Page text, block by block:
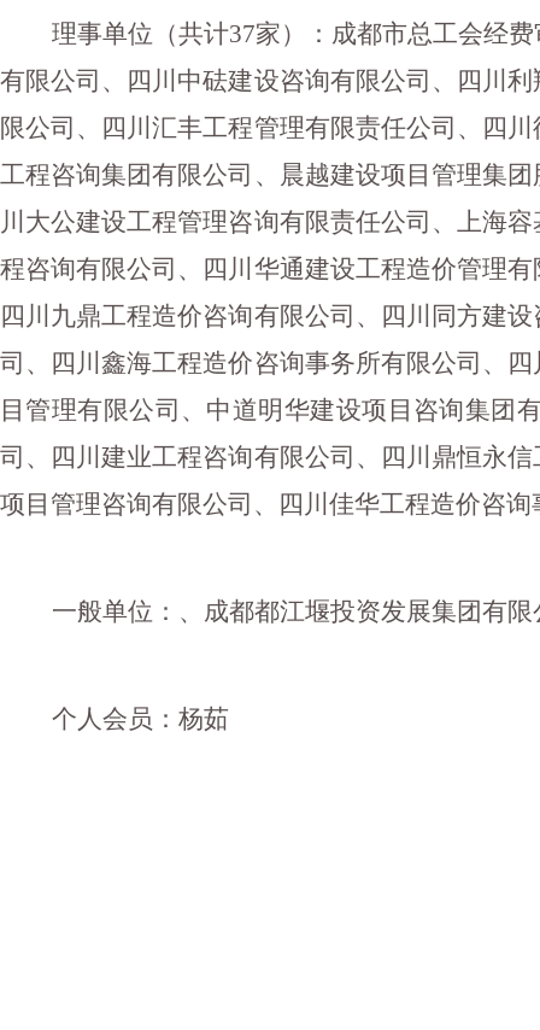
理事单位（共计37家）：成都市总工会经
有限公司、四川中砝建设咨询有限公司、四川
限公司、四川汇丰工程管理有限责任公司、四
工程咨询集团有限公司、晨越建设项目管理集
川大公建设工程管理咨询有限责任公司、上海
程咨询有限公司、四川华通建设工程造价管理
四川九鼎工程造价咨询有限公司、四川同方建
司、四川鑫海工程造价咨询事务所有限公司、
目管理有限公司、中道明华建设项目咨询集团
司、四川建业工程咨询有限公司、四川鼎恒永
项目管理咨询有限公司、四川佳华工程造价咨
一般单位：、成都都江堰投资发展集团有
个人会员：杨茹